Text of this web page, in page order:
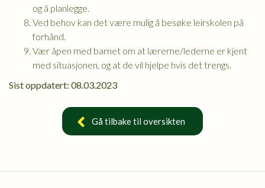
og å planlegge.
Ved behov kan det være mulig å besøke leirskolen på
forhånd.
Vær åpen med barnet om at lærerne/lederne er kjent
med situasjonen, og at de vil hjelpe hvis det trengs.
Sist oppdatert: 08.03.2023
Gå tilbake til oversikten